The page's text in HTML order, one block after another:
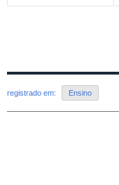
registrado em: Ensino